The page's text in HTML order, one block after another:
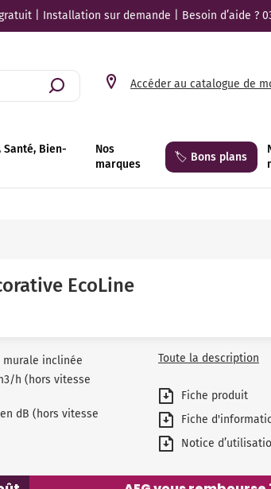
| Installation sur demande | Besoin d’aide ? 03
Accéder au catalogue de
Santé, Bien-
Nos
marques
🏷️ Bons plans
EcoLine
murale inclinée
h (hors vitesse
dB (hors vitesse
Toute la description
Fiche produit
Fiche
Notice